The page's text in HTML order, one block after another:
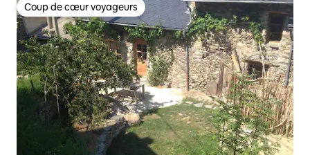
Coup de cœur voyageurs
Coup de cœur voyageurs